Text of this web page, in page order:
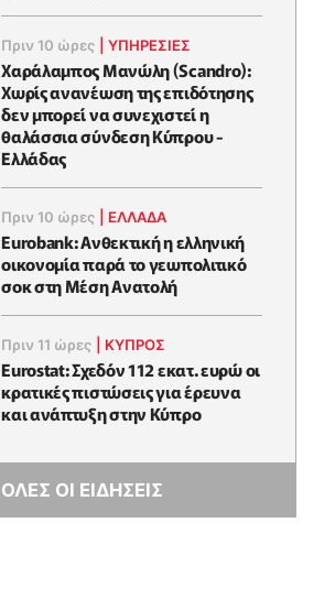
Πριν 10 ώρες |ΥΠΗΡΕΣΙΕΣ
Χαράλαμπος Μανώλη (Scandro):
Χωρίς ανανέωση της επιδότησης
δεν μπορεί να συνεχιστεί η
θαλάσσια σύνδεση Κύπρου -
Ελλάδας
Πριν 10 ώρες ΕΛΛΆΔΑ
Eurobank: Ανθεκτική η ελληνική
οικονομία παρά το γεωπολιτικό
σοκ στη Μέση Ανατολή
Πριν 11 ώρες ΚΥΠΡΟΣ
Eurostat: Σχεδόν 112 εκατ. ευρώ οι
κρατικές πιστώσεις για έρευνα
και ανάπτυξη στην Κύπρο
ΟΛΕΣ ΟΙ ΕΙΔΗΣΕΙΣ